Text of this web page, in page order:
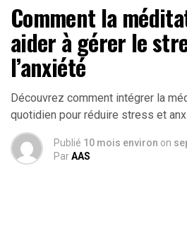
Comment la
aider à gérer le
l’anxiété
Découvrez comment intégrer la
quotidien pour réduire stress et
Publié 10 mois environ on
ParAAS